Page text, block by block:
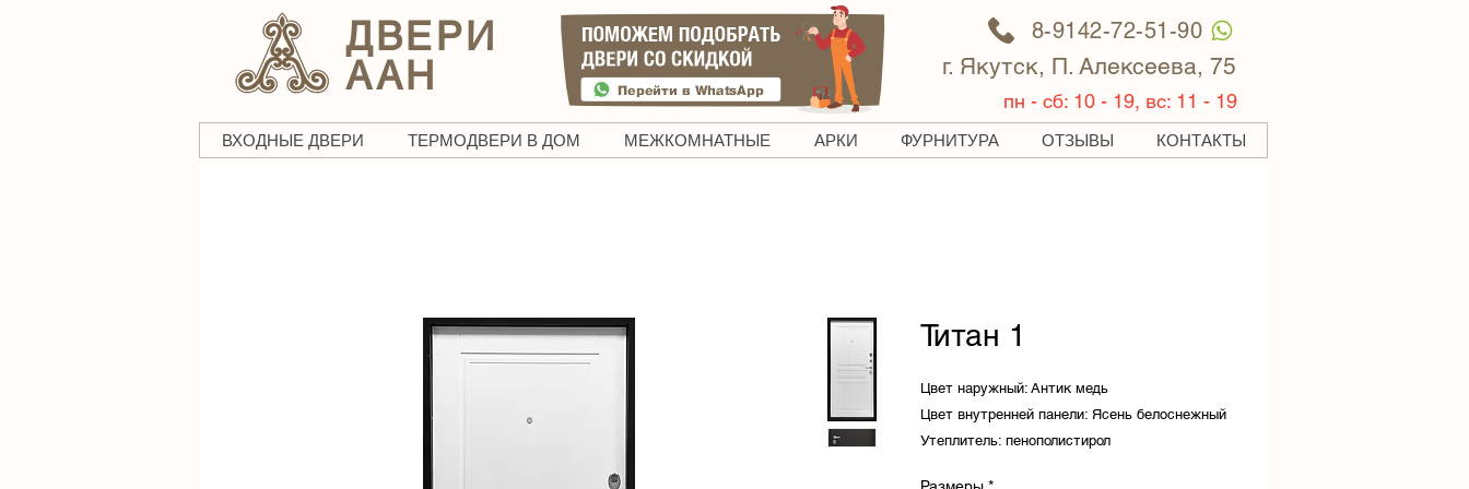
ДВЕРИ
ААН
8-9142-72-51-90
г. Якутск, П. Алексеева, 75
пн - сб: 10 - 19, вс: 11 - 19
ВХОДНЫЕ ДВЕРИ ТЕРМОДВЕРИ В ДОМ МЕЖКОМНАТНЫЕ АРКИ ФУРНИТУРА ОТЗЫВЫ КОНТАКТЫ
Титан 1
Цвет наружный: Антик медь
Цвет внутренней панели: Ясень белоснежный
Утеплитель: пенополистирол